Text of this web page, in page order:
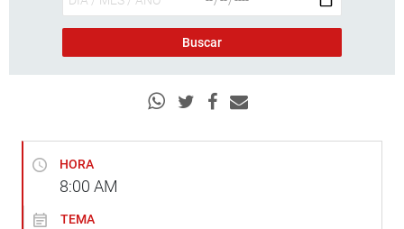
HORA
8:00 AM
TEMA